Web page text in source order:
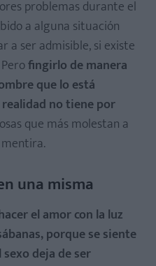
problemas durante el
a alguna situación
a ser admisible, si existe
fingirlo de manera
que lo está
no tiene por
que más molestan a
una misma
el amor con la luz
porque se siente
deja de ser